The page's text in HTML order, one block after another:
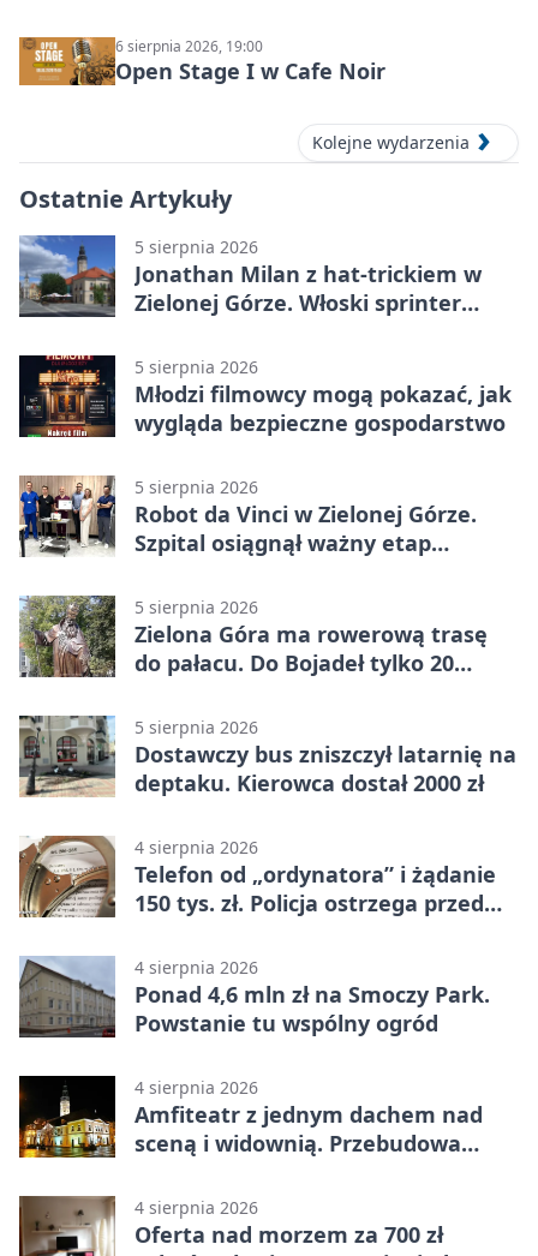
6 sierpnia 2026, 19:00
Open Stage I w Cafe Noir
Kolejne wydarzenia
Ostatnie Artykuły
5 sierpnia 2026
Jonathan Milan z hat-trickiem w
Zielonej Górze. Włoski sprinter
5 sierpnia 2026
Młodzi filmowcy mogą pokazać, jak
wygląda bezpieczne gospodarstwo
5 sierpnia 2026
Robot da Vinci w Zielonej Górze.
Szpital osiągnął ważny etap
5 sierpnia 2026
Zielona Góra ma rowerową trasę
do pałacu. Do Bojadeł tylko 20
5 sierpnia 2026
Dostawczy bus zniszczył latarnię na
deptaku. Kierowca dostał 2000 zł
4 sierpnia 2026
Telefon od „ordynatora” i żądanie
150 tys. zł. Policja ostrzega przed
4 sierpnia 2026
Ponad 4,6 mln zł na Smoczy Park.
Powstanie tu wspólny ogród
4 sierpnia 2026
Amfiteatr z jednym dachem nad
sceną i widownią. Przebudowa
4 sierpnia 2026
Oferta nad morzem za 700 zł